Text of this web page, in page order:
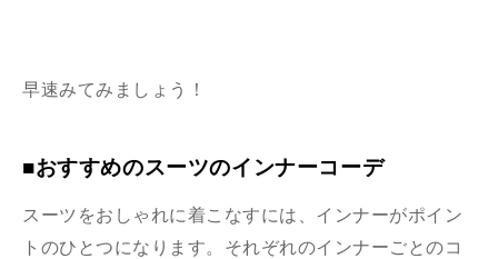
早速みてみましょう！
■おすすめのスーツのインナーコーデ
スーツをおしゃれに着こなすには、インナーがポイン
トのひとつになります。それぞれのインナーごとのコ